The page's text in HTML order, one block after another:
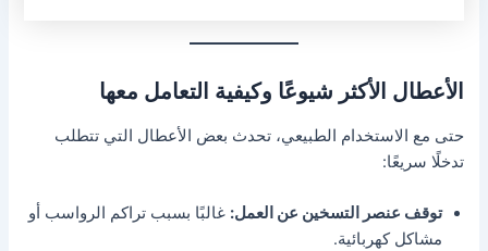
الأعطال الأكثر شيوعًا وكيفية التعامل معها
حتى مع الاستخدام الطبيعي، تحدث بعض الأعطال التي تتطلب
تدخلًا سريعًا:
توقف عنصر التسخين عن العمل: غالبًا بسبب تراكم الرواسب أو
مشاكل كهربائية.